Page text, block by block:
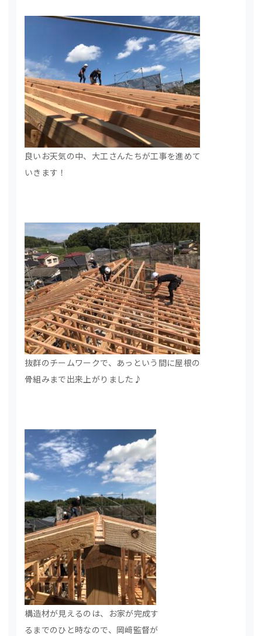
良いお天気の中、大工さんたちが工事を進めて
いきます！
抜群のチームワークで、あっという間に屋根の
骨組みまで出来上がりました♪
構造材が見えるのは、お家が完成す
るまでのひと時なので、岡﨑監督が